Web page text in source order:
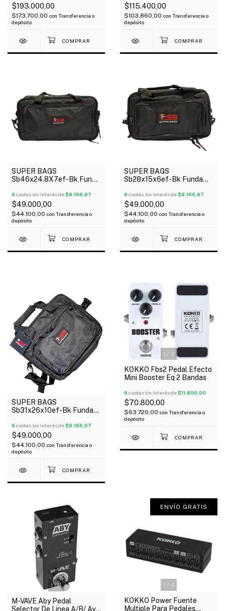
$193.000,00
$173.700,00 con Transferencia o
depósito
$115.400,00
$103.860,00 con Transferencia o
depósito
SUPER BAGS
Sb46x24.8X7ef-Bk Funda
Multiefectos Acolchada
10Mm
6 cuotas sin interés de$8.166,67
$49.000,00
$44.100,00 con Transferencia o
depósito
SUPER BAGS
Sb28x15x6ef-Bk Funda
Multiefectos Acolchada
10Mm
6 cuotas sin interés de$8.166,67
$49.000,00
$44.100,00 con Transferencia o
depósito
SUPER BAGS
Sb31x26x10ef-Bk Funda
Multiefectos Acolchada
10Mm
6 cuotas sin interés de$8.166,67
$49.000,00
$44.100,00 con Transferencia o
depósito
1 / 3
KOKKO Fbs2 Pedal Efecto
Mini Booster Eq 2 Bandas
6 cuotas sin interés de$11.800,00
$70.800,00
$63.720,00 con Transferencia o
depósito
1/3
M-VAVE Aby Pedal
Selector De Linea A/B/ Ayb
1 / 4
ENVÍO GRATIS
KOKKO Power Fuente
Multiple Para Pedales